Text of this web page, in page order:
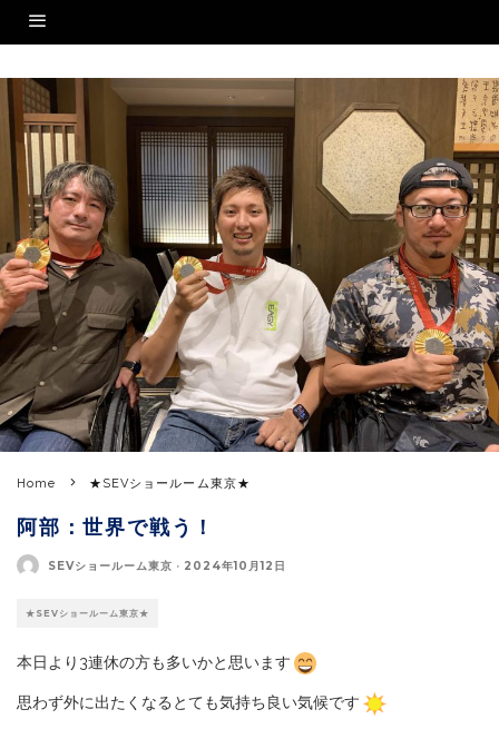
Home ★SEVショールーム東京★
阿部：世界で戦う！
SEVショールーム東京 · 2024年10月12日
★SEVショールーム東京★
本日より3連休の方も多いかと思います
思わず外に出たくなるとても気持ち良い気候です